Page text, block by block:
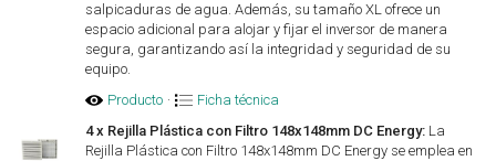
salpicaduras de agua. Además, su tamaño XL ofrece un
espacio adicional para alojar y fijar el inversor de manera
segura, garantizando así la integridad y seguridad de su
equipo.
Producto ·
Ficha técnica
4 x Rejilla Plástica con Filtro 148x148mm DC Energy: La
Rejilla Plástica con Filtro 148x148mm DC Energy se emplea en